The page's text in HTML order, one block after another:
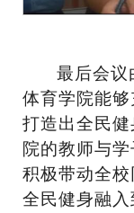
最后会议
体育学院能够
打造出全民
院的教师与学
积极带动全
全民健身融